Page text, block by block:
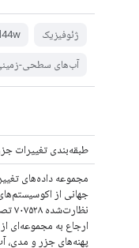
ژئوفیزیک
آب‌های سطحی-
طبقه‌بندی تغییرات
مجموعه داده‌های
جهانی از
ارجاع به مجموعه‌ای
پهنه‌های جزر و مدی،